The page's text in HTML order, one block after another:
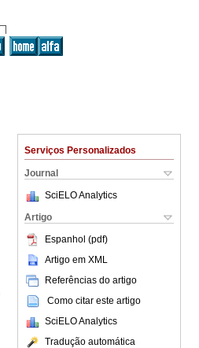
Serviços Personalizados
Journal
SciELO Analytics
Artigo
Espanhol (pdf)
Artigo em XML
Referências do artigo
Como citar este artigo
SciELO Analytics
Tradução automática